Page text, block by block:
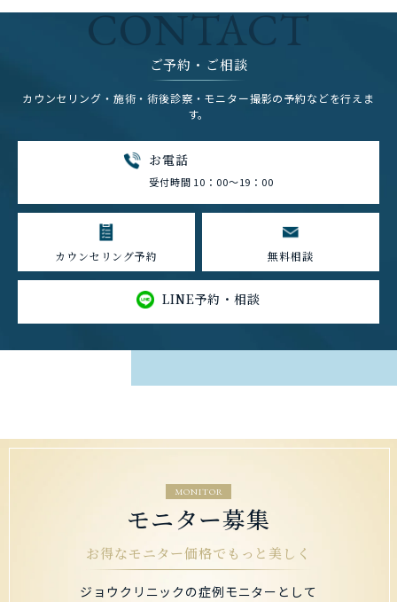
CONTACT
ご予約・ご相談
カウンセリング・施術・術後診察・モニター撮影の予約などを行えま
す。
お電話
受付時間 10：00～19：00
カウンセリング予約 無料相談
LINE予約・相談
MONITOR
モニター募集
お得なモニター価格でもっと美しく
ジョウクリニックの症例モニターとして